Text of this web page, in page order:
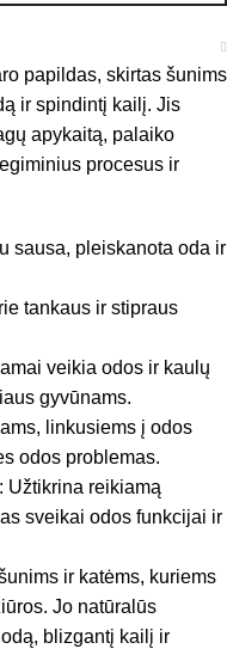
papildas, skirtas šunims
ir spindintį kailį. Jis
apykaitą, palaiko
procesus ir
sausa, pleiskanota oda ir
tankaus ir stipraus
veikia odos ir kaulų
gyvūnams.
linkusiems į odos
odos problemas.
Užtikrina reikiamą
sveikai odos funkcijai ir
ir katėms, kuriems
Jo natūralūs
blizgantį kailį ir